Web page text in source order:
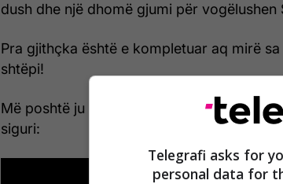
dush dhe një dhomë gjumi për vogëlushen
Pra gjithçka është e kompletuar aq mirë
shtëpi!
Më poshtë ju bashkangjisim pamjet të cilat
siguri:
Telegrafi asks for
personal data for